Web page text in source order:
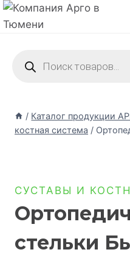
/ Каталог продукции
костная система /
СУСТАВЫ И
стельки